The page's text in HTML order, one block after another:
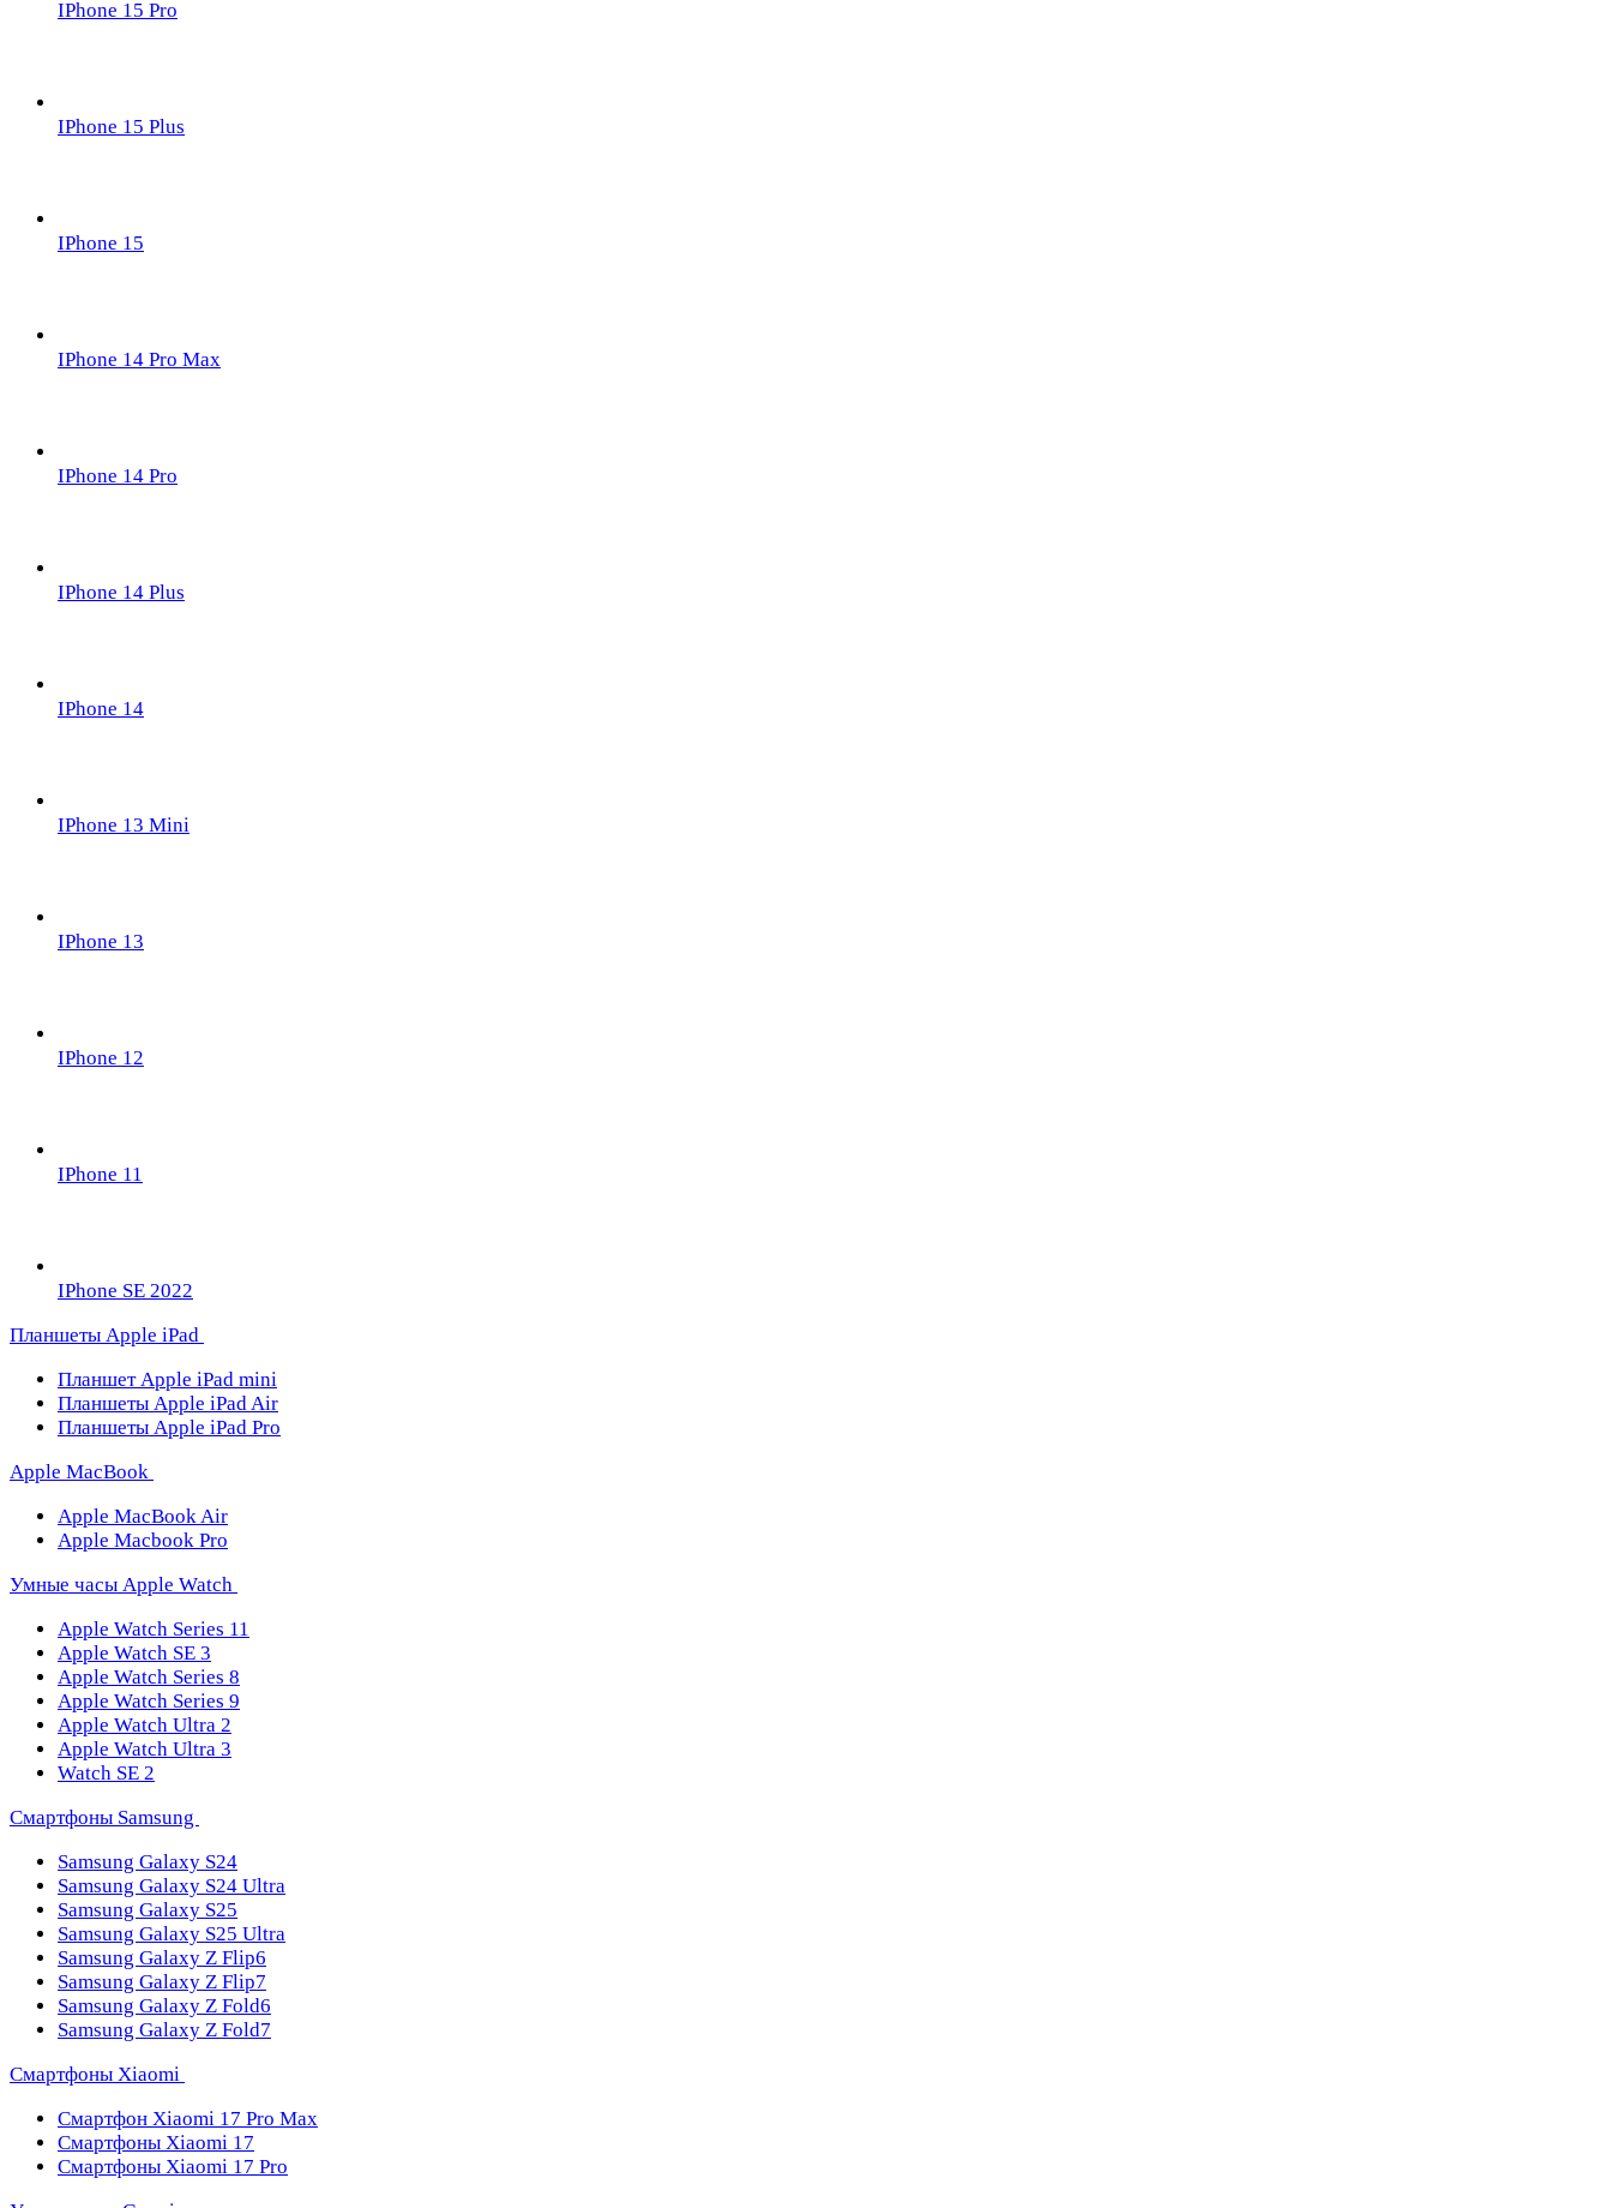
IPhone 15 Pro
IPhone 15 Plus
IPhone 15
IPhone 14 Pro Max
IPhone 14 Pro
IPhone 14 Plus
IPhone 14
IPhone 13 Mini
IPhone 13
IPhone 12
IPhone 11
IPhone SE 2022
Планшеты Apple iPad
Планшет Apple iPad mini
Планшеты Apple iPad Air
Планшеты Apple iPad Pro
Apple MacBook
Apple MacBook Air
Apple Macbook Pro
Умные часы Apple Watch
Apple Watch Series 11
Apple Watch SE 3
Apple Watch Series 8
Apple Watch Series 9
Apple Watch Ultra 2
Apple Watch Ultra 3
Watch SE 2
Смартфоны Samsung
Samsung Galaxy S24
Samsung Galaxy S24 Ultra
Samsung Galaxy S25
Samsung Galaxy S25 Ultra
Samsung Galaxy Z Flip6
Samsung Galaxy Z Flip7
Samsung Galaxy Z Fold6
Samsung Galaxy Z Fold7
Смартфоны Xiaomi
Смартфон Xiaomi 17 Pro Max
Смартфоны Xiaomi 17
Смартфоны Xiaomi 17 Pro